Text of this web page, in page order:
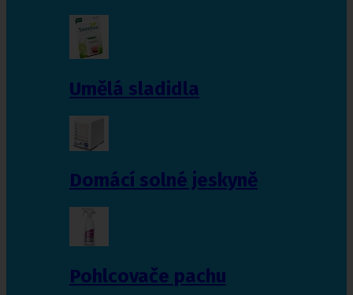
Umělá sladidla
Domácí solné jeskyně
Pohlcovače pachu